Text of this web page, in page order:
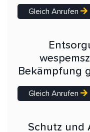
Gleich Anrufen
Bekämpfung
Gleich Anrufen
Schutz und